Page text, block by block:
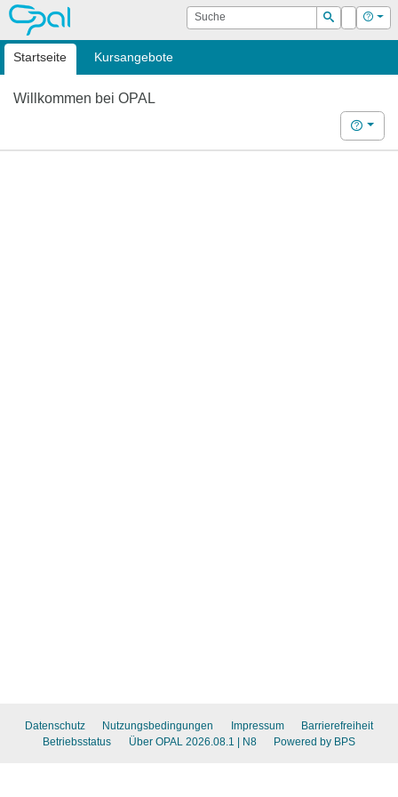
OPAL Suche
Suchen
Login Hilfe
Startseite Kursangebote
Willkommen bei OPAL
Hilfe
Datenschutz Nutzungsbedingungen Impressum
Barrierefreiheit
Betriebsstatus
Über OPAL 2026.08.1 | N8 Powered by BPS